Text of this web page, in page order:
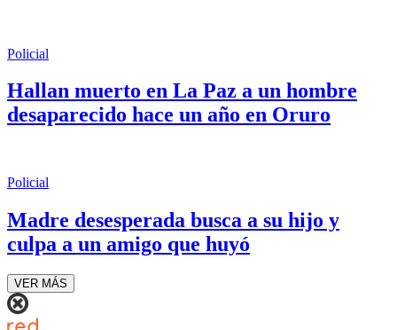
Policial
Hallan muerto en La Paz a un hombre
desaparecido hace un año en Oruro
Policial
Madre desesperada busca a su hijo y
culpa a un amigo que huyó
VER MÁS